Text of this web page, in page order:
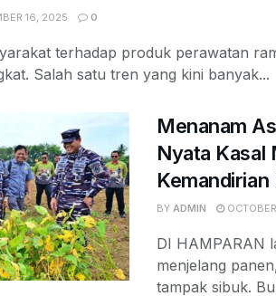
16, 2025 0
terhadap produk perawatan
Salah satu tren yang kini banyak...
Menanam
Nyata Kasal
Kemandirian
BY ADMIN
DI HAMPARAN
menjelang
tampak sibuk.